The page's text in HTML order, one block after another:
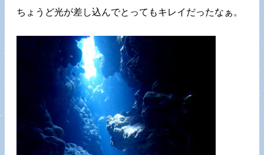
ちょうど光が差し込んでとってもキレイだったなぁ。